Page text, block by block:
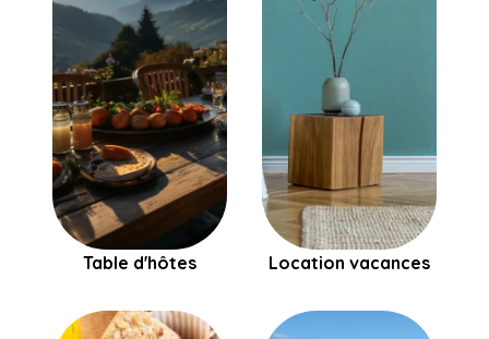
Table d'hôtes Location vacances